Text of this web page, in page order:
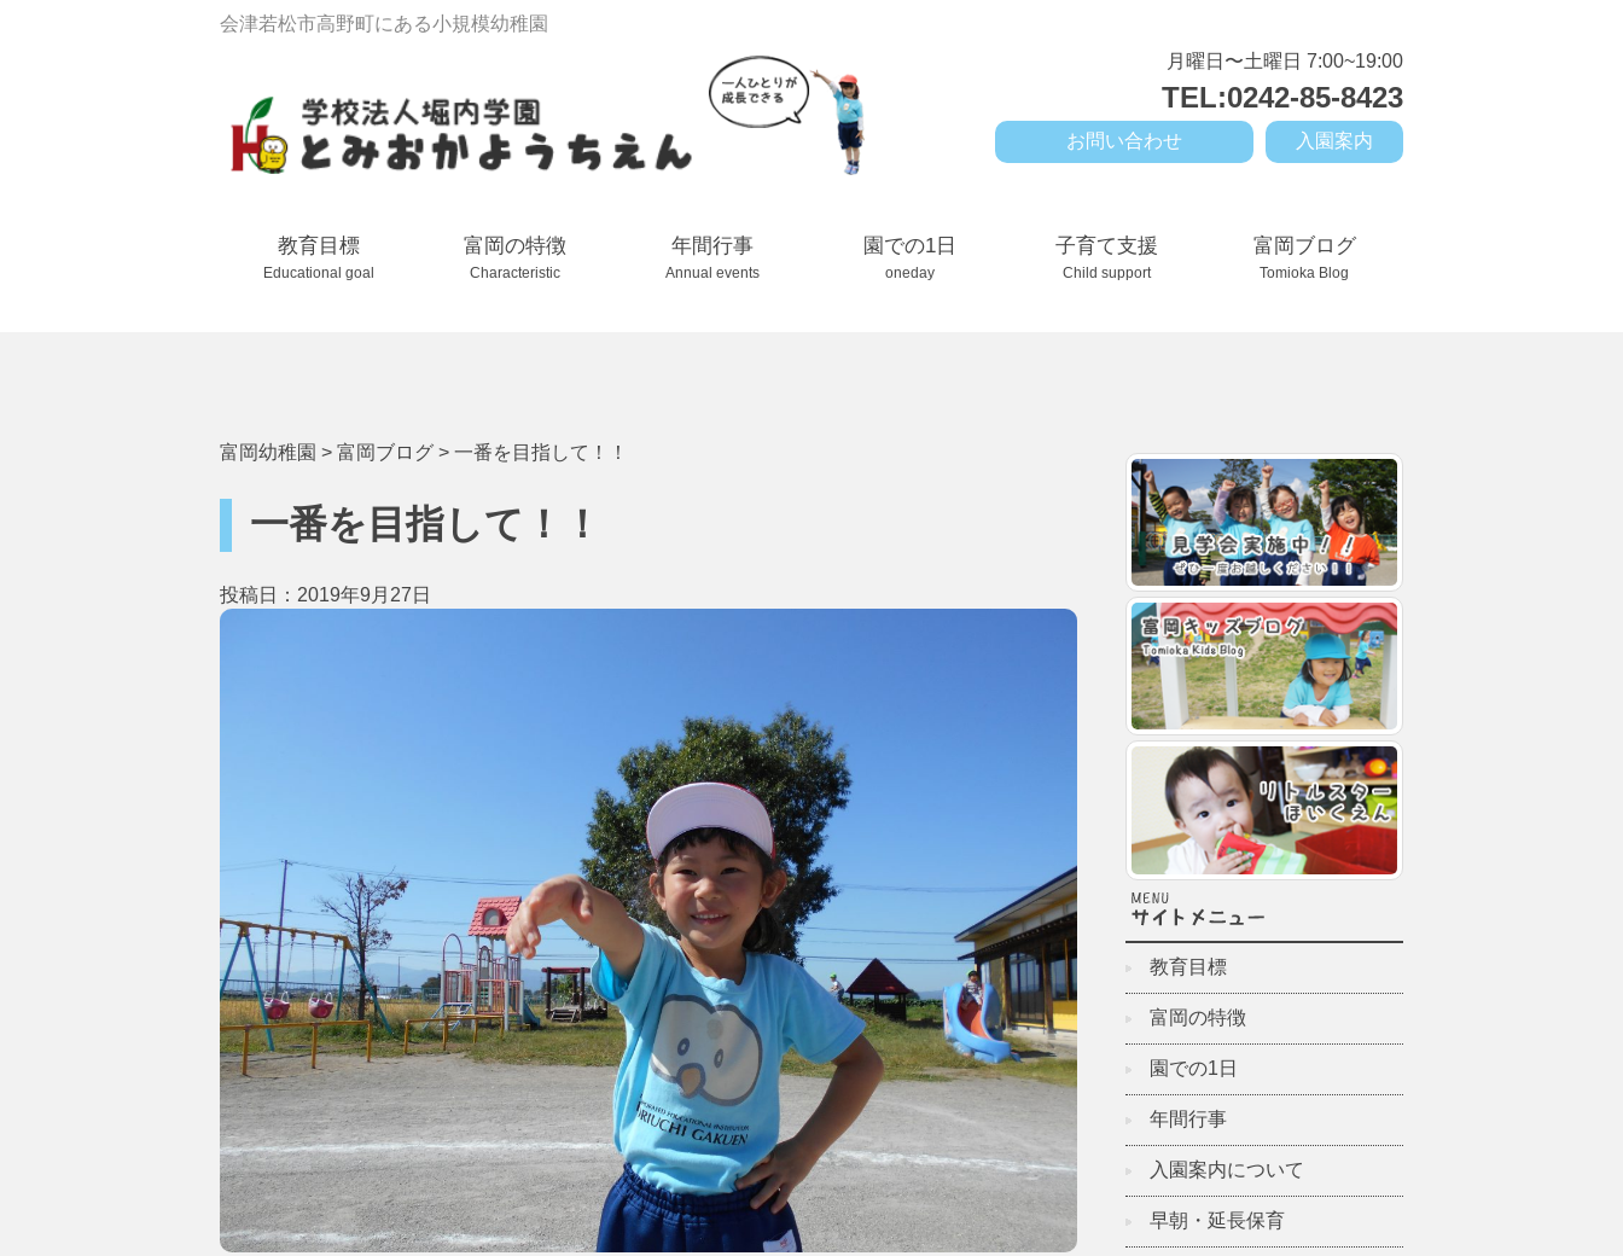
会津若松市高野町にある小規模幼稚園
月曜日〜土曜日 7:00~19:00
TEL:0242-85-8423
入園案内
お問い合わせ
教育目標
Educational goal
富岡の特徴
Characteristic
年間行事
Annual events
園での1日
oneday
子育て支援
Child support
富岡ブログ
Tomioka Blog
富岡幼稚園 > 富岡ブログ > 一番を目指して！！
一番を目指して！！
投稿日：2019年9月27日
教育目標
富岡の特徴
園での1日
年間行事
入園案内について
早朝・延長保育